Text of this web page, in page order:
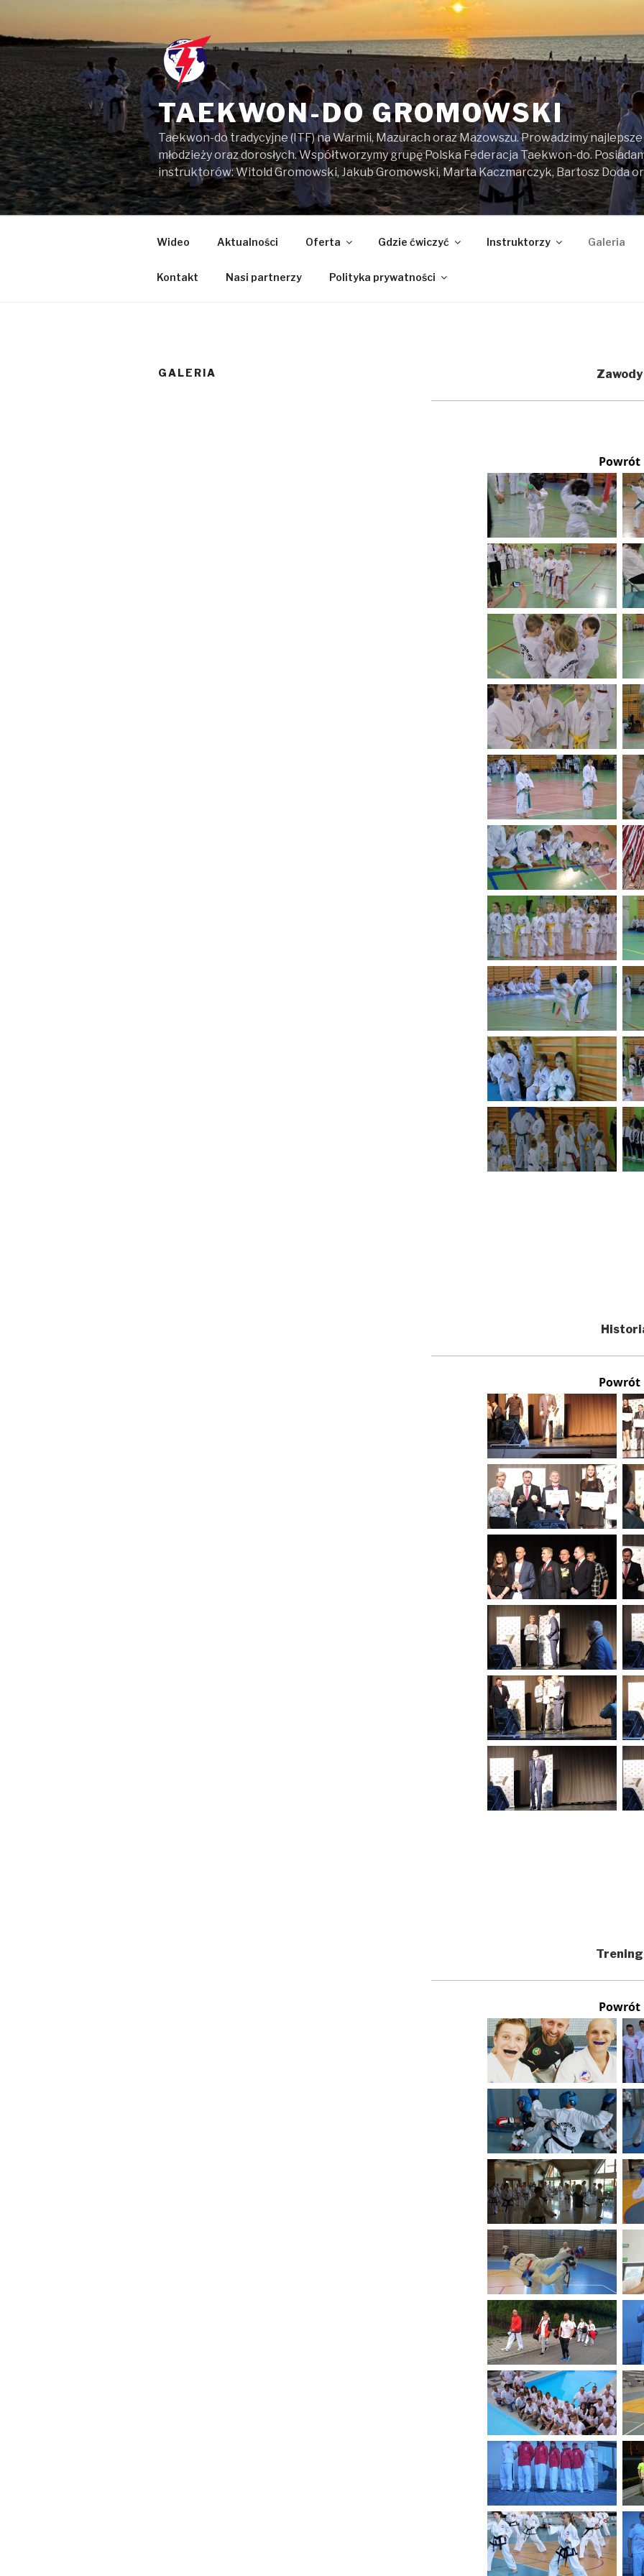
treści
TAEKWON-DO GROMOWSKI
Taekwon-do tradycyjne (ITF) na Warmii, Mazurach oraz Mazowszu. Prowadzimy
młodzieży oraz dorosłych. Współtworzymy grupę Polska Federacja Taekwon-do.
instruktorów: Witold Gromowski, Jakub Gromowski, Marta Kaczmarczyk, Bartosz Doda
Wideo Aktualności Oferta Gdzie ćwiczyć Instruktorzy Galeria
Kontakt Nasi partnerzy Polityka prywatności
GALERIA Zawody
Powrót
Powrót
Powrót